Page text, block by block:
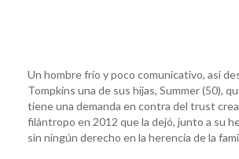
Un hombre frío y poco comunicativo, así
Tompkins una de sus hijas, Summer (50),
tiene una demanda en contra del trust
filántropo en 2012 que la dejó, junto a su
sin ningún derecho en la herencia de la